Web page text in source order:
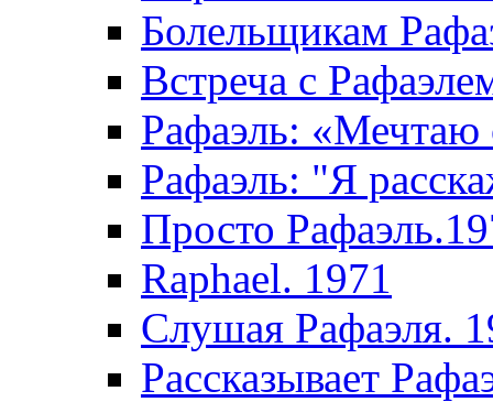
Болельщикам
Встреча с
Рафаэль: «Мечтаю
Рафаэль: "Я
Просто
Raphael. 1971
Слушая Рафаэля.
Рассказывает